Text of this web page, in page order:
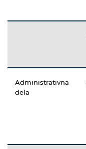
Administrativna
dela